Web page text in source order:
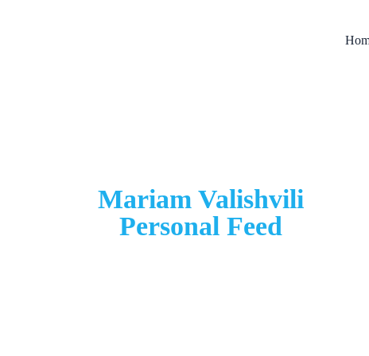
Mariam Valishvili
Personal Feed